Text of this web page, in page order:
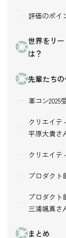
評価のポイ
世界をリ
は？
先輩たち
革コン2025
クリエイテ
平原大貴さ
クリエイテ
プロダクト
プロダクト
三浦颯真さ
まとめ